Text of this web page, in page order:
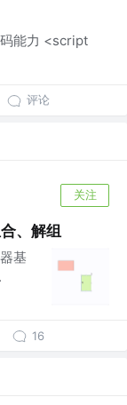
能力 <script
评论
关注
、解组
基
16